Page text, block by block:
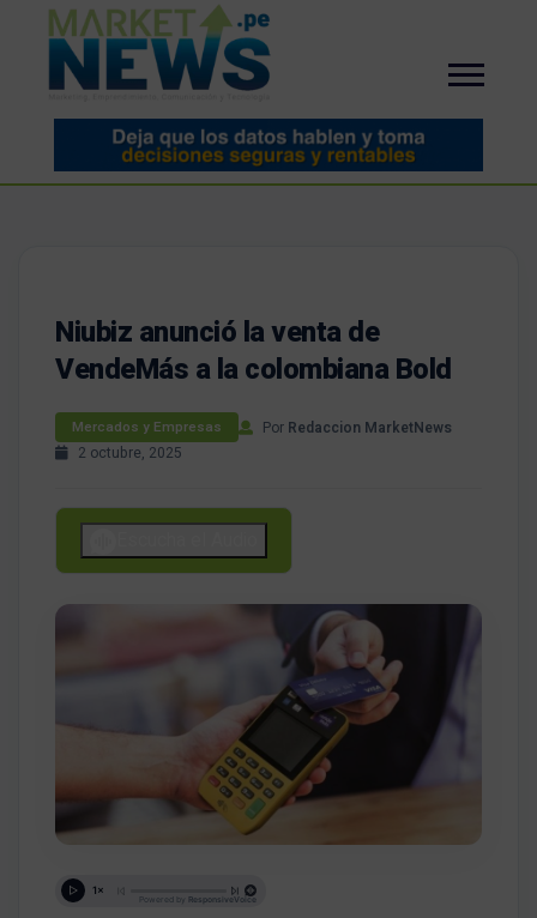
Niubiz anunció la venta de
VendeMás a la colombiana Bold
Mercados y Empresas Por Redaccion MarketNews
2 octubre, 2025